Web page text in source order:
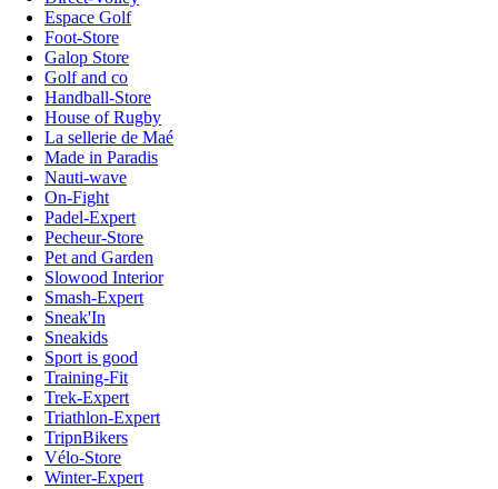
Espace Golf
Foot-Store
Galop Store
Golf and co
Handball-Store
House of Rugby
La sellerie de Maé
Made in Paradis
Nauti-wave
On-Fight
Padel-Expert
Pecheur-Store
Pet and Garden
Slowood Interior
Smash-Expert
Sneak'In
Sneakids
Sport is good
Training-Fit
Trek-Expert
Triathlon-Expert
TripnBikers
Vélo-Store
Winter-Expert